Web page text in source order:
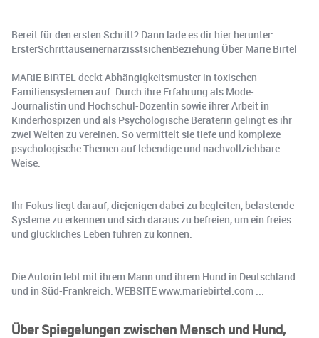
Bereit für den ersten Schritt? Dann lade es dir hier herunter:
ErsterSchrittauseinernarzisstsichenBeziehung Über Marie Birtel
MARIE BIRTEL deckt Abhängigkeitsmuster in toxischen
Familiensystemen auf. Durch ihre Erfahrung als Mode-
Journalistin und Hochschul-Dozentin sowie ihrer Arbeit in
Kinderhospizen und als Psychologische Beraterin gelingt es ihr
zwei Welten zu vereinen. So vermittelt sie tiefe und komplexe
psychologische Themen auf lebendige und nachvollziehbare
Weise.
Ihr Fokus liegt darauf, diejenigen dabei zu begleiten, belastende
Systeme zu erkennen und sich daraus zu befreien, um ein freies
und glückliches Leben führen zu können.
Die Autorin lebt mit ihrem Mann und ihrem Hund in Deutschland
und in Süd-Frankreich. WEBSITE www.mariebirtel.com ...
Über Spiegelungen zwischen Mensch und Hund,